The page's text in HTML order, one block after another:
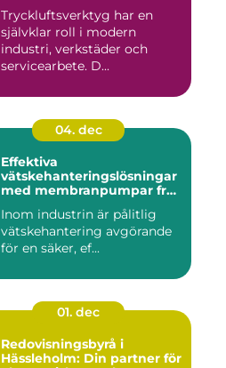
Tryckluftsverktyg har en
självklar roll i modern
industri, verkstäder och
servicearbete. D...
04. dec
Effektiva
vätskehanteringslösningar
med membranpumpar från
Inom industrin är pålitlig
vätskehantering avgörande
för en säker, ef...
01. dec
Redovisningsbyrå i
Hässleholm: Din partner för